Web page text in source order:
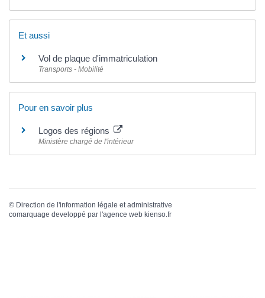
Et aussi
Vol de plaque d'immatriculation
Transports - Mobilité
Pour en savoir plus
Logos des régions
Ministère chargé de l'intérieur
© Direction de l'information légale et administrative
comarquage developpé par l'agence web kienso.fr